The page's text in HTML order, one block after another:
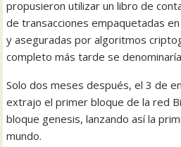
propusieron utilizar un libro de
de transacciones empaquetadas
y aseguradas por algoritmos
completo más tarde se denominaría
Solo dos meses después, el 3 de
extrajo el primer bloque de la red
bloque genesis, lanzando así la
mundo.